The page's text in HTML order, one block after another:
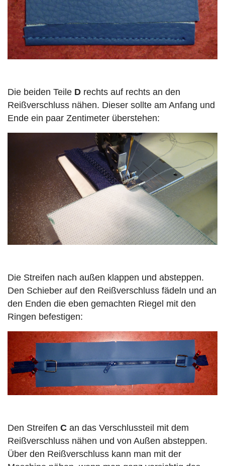
Die beiden Teile D rechts auf rechts an den
Reißverschluss nähen. Dieser sollte am Anfang und
Ende ein paar Zentimeter überstehen:
Die Streifen nach außen klappen und absteppen.
Den Schieber auf den Reißverschluss fädeln und an
den Enden die eben gemachten Riegel mit den
Ringen befestigen:
Den Streifen C an das Verschlussteil mit dem
Reißverschluss nähen und von Außen absteppen.
Über den Reißverschluss kann man mit der